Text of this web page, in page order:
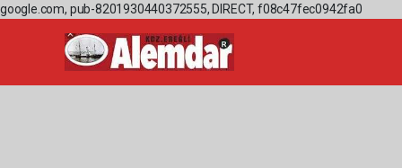
google.com, pub-8201930440372555, DIRECT, f08c47fec0942fa0